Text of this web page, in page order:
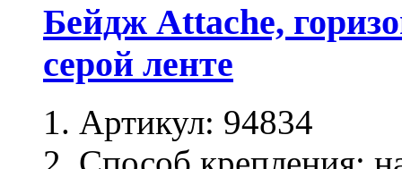
Бейдж Attache,
серой ленте
Артикул: 94834